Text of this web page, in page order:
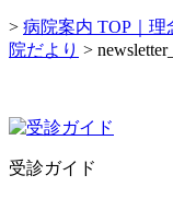
> 病院案内 TOP｜理
院だより >
受診ガイド